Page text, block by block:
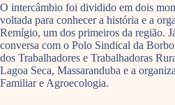
O intercâmbio foi dividido em dois
voltada para conhecer a história e a
Remígio, um dos primeiros da região.
conversa com o Polo Sindical da
dos Trabalhadores e Trabalhadoras
Lagoa Seca, Massaranduba e a
Familiar e Agroecologia.